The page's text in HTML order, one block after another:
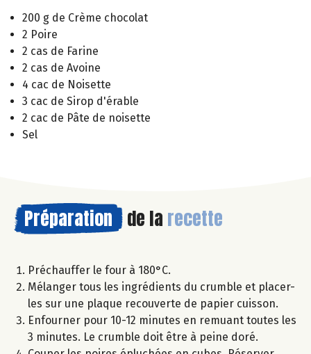
200 g de Crème chocolat
2 Poire
2 cas de Farine
2 cas de Avoine
4 cac de Noisette
3 cac de Sirop d'érable
2 cac de Pâte de noisette
Sel
Préparation de la recette
Préchauffer le four à 180°C.
Mélanger tous les ingrédients du crumble et placer-
les sur une plaque recouverte de papier cuisson.
Enfourner pour 10-12 minutes en remuant toutes les
3 minutes. Le crumble doit être à peine doré.